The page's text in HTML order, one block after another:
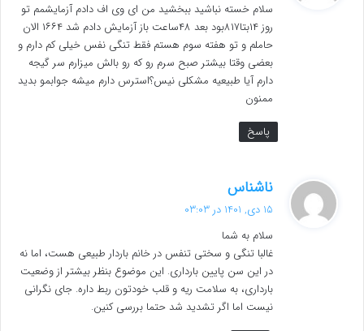
:
سلام خسته نباشید ببخشید من ای وی اف دادم آزمایشمم تو
روز ۱۴بتا۸۱۷بود بعد ۴۸ساعت باز آزمایش دادم شد ۱۶۶۴ الان
حاملم و تو هفته سوم هستم فقط تنگی نفس خیلی کم دارم و
بعضی وقتا بیشتر صبح سرم رو که رو بالش میزارم سر گیجه
دارم آیا طبیعیه مشکلی نیس؟استرس دارم میشه جوابمو بدید
ممنون
پاسخ
ناشناس
ف
:
15 دی, 1401 در 03:03
سلام به شما
غالبا تنگی و سختی تنفس در خانم باردار طبیعی هست، اما نه
در این سن پایین بارداری. این موضوع بنظر بیشتر از وضعیت
بارداری، به سلامت ریه و قلب خودتون ربط داره. جای نگرانی
نیست اما اگر تشدید شد حتما بررسی کنین.